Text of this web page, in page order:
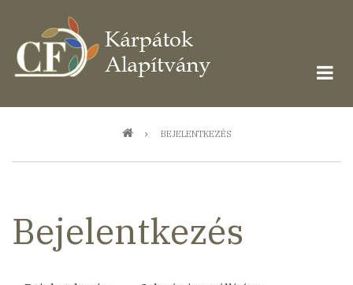
tartalomra
BEJELENTKEZÉS
Bejelentkezés